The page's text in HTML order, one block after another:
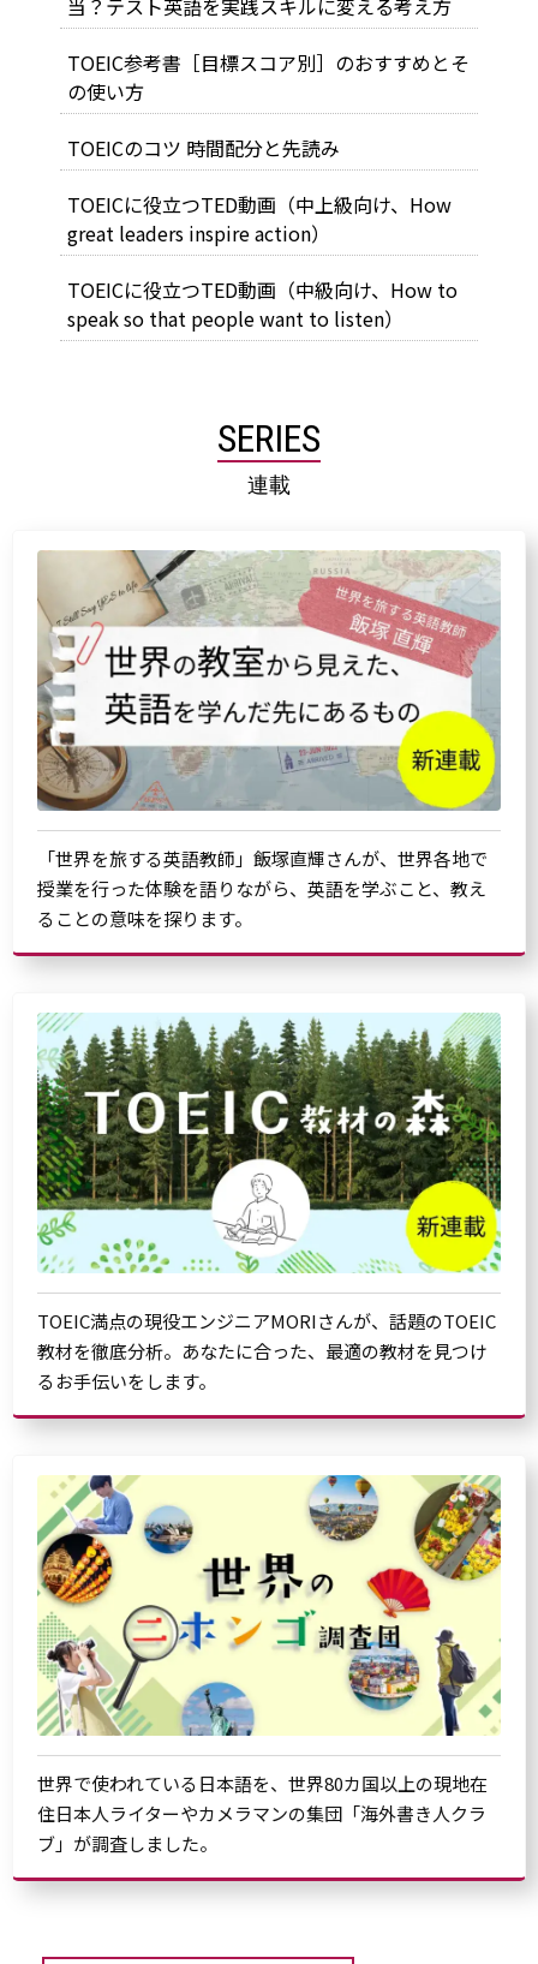
当？テスト英語を実践スキルに変える考え方
TOEIC参考書［目標スコア別］のおすすめとそ
の使い方
TOEICのコツ 時間配分と先読み
TOEICに役立つTED動画（中上級向け、How
great leaders inspire action）
TOEICに役立つTED動画（中級向け、How to
speak so that people want to listen）
SERIES
連載
「世界を旅する英語教師」飯塚直輝さんが、世界各地で
授業を行った体験を語りながら、英語を学ぶこと、教え
ることの意味を探ります。
TOEIC満点の現役エンジニアMORIさんが、話題のTOEIC
教材を徹底分析。あなたに合った、最適の教材を見つけ
るお手伝いをします。
世界で使われている日本語を、世界80カ国以上の現地在
住日本人ライターやカメラマンの集団「海外書き人クラ
ブ」が調査しました。